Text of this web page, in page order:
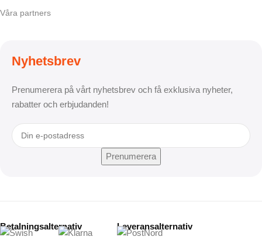
Våra partners
Nyhetsbrev
Prenumerera på vårt nyhetsbrev och få exklusiva nyheter,
rabatter och erbjudanden!
Betalningsalternativ Leveransalternativ